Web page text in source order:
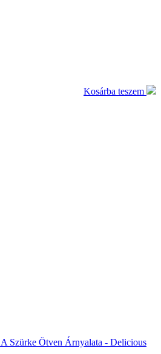
Kosárba teszem
A Szürke Ötven Árnyalata - Delicious